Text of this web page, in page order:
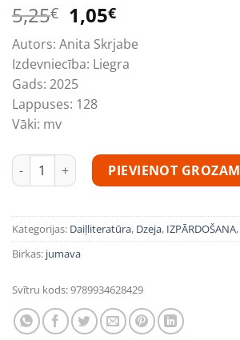
5,25€ Original
price
was:
5,25€.
1,05€Current
price
is:
1,05€.
Autors: Anita Skrjabe
Izdevniecība: Liegra
Gads: 2025
Lappuses: 128
Vāki: mv
Anita Skrjabe "Kā būt?" daudzums
PIEVIENOT GROZAM
Kategorijas: Daiļliteratūra, Dzeja, IZPĀRDOŠANA,
Birkas: jumava
Svītru kods:9789934628429